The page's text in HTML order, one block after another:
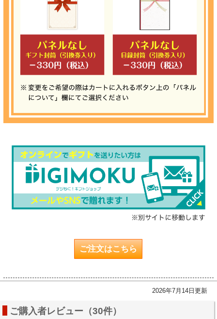
ご注文はこちら
2026年7月14日更新
ご購入者レビュー（30件）